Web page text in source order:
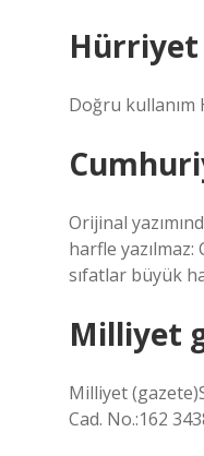
Hürriyet
Doğru kullanım
Orijinal
harfle
sıfatlar büyük
Milliyet
Milliyet
Cad. No.:162